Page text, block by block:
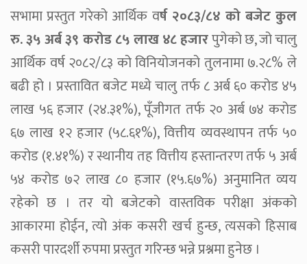
सभामा प्रस्तुत गरेको आर्थिक वर्ष २०८३/८४ को बजेट कुल
रु. ३५ अर्ब ३९ करोड ८५ लाख ४८ हजारपुगेको छ, जो चालु
आर्थिक वर्ष २०८२/८३ को विनियोजनको तुलनामा ७.२८% ले
बढी हो । प्रस्तावित बजेट मध्ये चालु तर्फ ८ अर्ब ६० करोड ४५
लाख ५६ हजार (२४.३१%), पूँजीगत तर्फ २० अर्ब ७४ करोड
६७ लाख १२ हजार (५८.६१%), वित्तीय व्यवस्थापन तर्फ ५०
करोड (१.४१%) र स्थानीय तह वित्तीय हस्तान्तरण तर्फ ५ अर्ब
५४ करोड ७२ लाख ८० हजार (१५.६७%) अनुमानित व्यय
रहेको छ । तर यो बजेटको वास्तविक परीक्षा अंकको
आकारमा होईन, त्यो अंक कसरी खर्च हुन्छ, त्यसको हिसाब
कसरी पारदर्शी रुपमा प्रस्तुत गरिन्छ भन्ने प्रश्नमा हुनेछ ।